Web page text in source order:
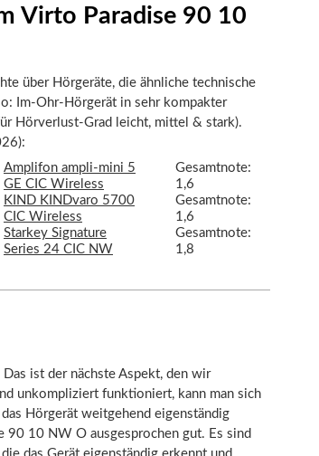
Virto Paradise 90 10
über Hörgeräte, die ähnliche technische
Im-Ohr-Hörgerät in sehr kompakter
Hörverlust-Grad leicht, mittel & stark).
Amplifon ampli-mini 5
GE CIC Wireless
Gesamtnote:
1,6
KIND KINDvaro 5700
CIC Wireless
Gesamtnote:
1,6
Starkey Signature
Series 24 CIC NW
Gesamtnote:
1,8
ist der nächste Aspekt, den wir
unkompliziert funktioniert, kann man sich
Hörgerät weitgehend eigenständig
90 10 NW O ausgesprochen gut. Es sind